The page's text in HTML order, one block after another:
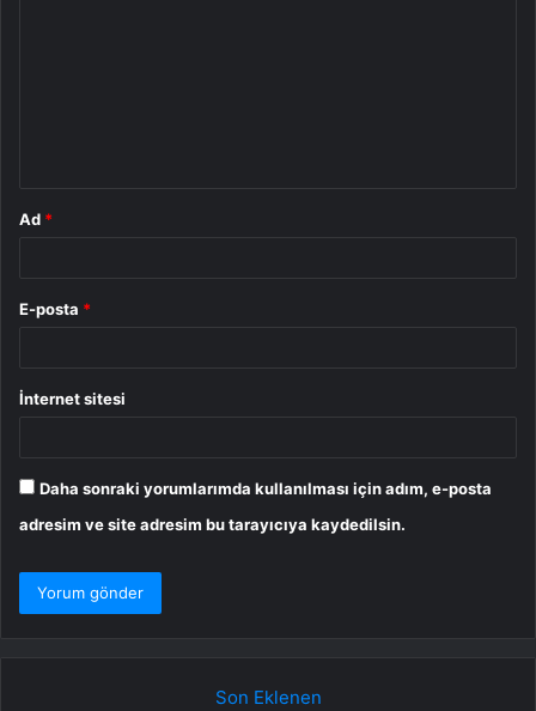
Ad *
E-posta *
İnternet sitesi
Daha sonraki yorumlarımda kullanılması için adım, e-posta
adresim ve site adresim bu tarayıcıya kaydedilsin.
Son Eklenen